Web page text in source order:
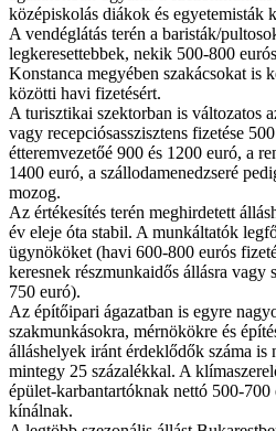
középiskolás diákok és egyetemisták
A vendéglátás terén a baristák/
legkeresettebbek, nekik 500-800
Konstanca megyében szakácsokat is
közötti havi fizetésért.
A turisztikai szektorban is változatos
vagy recepciósasszisztens fizetése
étteremvezetőé 900 és 1200 euró, a
1400 euró, a szállodamenedzseré
mozog.
Az értékesítés terén meghirdetett
év eleje óta stabil. A munkáltatók
ügynököket (havi 600-800 eurós
keresnek részmunkaidős állásra vagy
750 euró).
Az építőipari ágazatban is egyre
szakmunkásokra, mérnökökre és
álláshelyek iránt érdeklődők száma is
mintegy 25 százalékkal. A
épület-karbantartóknak nettó 500-
kínálnak.